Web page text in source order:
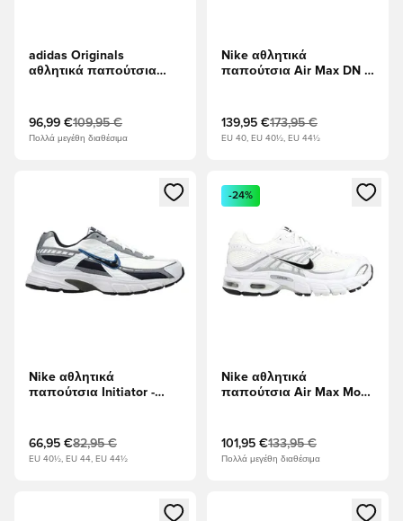
adidas Originals
αθλητικά παπούτσια
96,99 €109,95 €
Πολλά μεγέθη διαθέσιμα
Nike αθλητικά
παπούτσια Air Max DN -
139,95 €173,95 €
EU 40, EU 40½, EU 44½
Ανοίγει ένα Modal για να συνδεθείτε ή να εγγραφείτε ως
Nike αθλητικά
παπούτσια Initiator -
δροσερό γκρι
66,95 €82,95 €
EU 40½, EU 44, EU 44½
Ανοίγει ένα Modal για να
-24%
Nike αθλητικά
παπούτσια Air Max Moto
101,95 €133,95 €
Πολλά μεγέθη διαθέσιμα
Ανοίγει ένα Modal για να συνδεθείτε ή να εγγραφείτε ως
Ανοίγει ένα Modal για να